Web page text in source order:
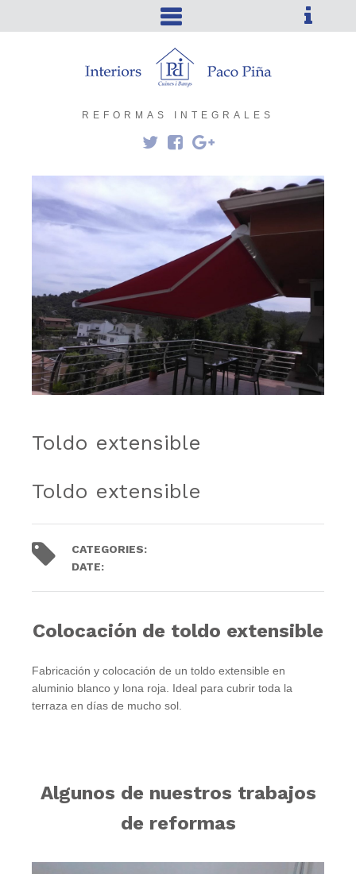
REFORMAS INTEGRALES
Toldo extensible
Toldo extensible
CATEGORIES:
DATE:
Colocación de toldo extensible
Fabricación y colocación de un toldo extensible en
aluminio blanco y lona roja. Ideal para cubrir toda la
terraza en días de mucho sol.
Algunos de nuestros trabajos
de reformas